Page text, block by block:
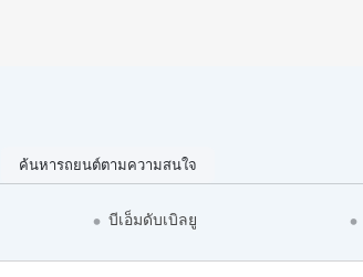
ค้นหารถยนต์ตามความสนใจ
บีเอ็มดับเบิลยู